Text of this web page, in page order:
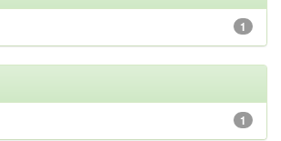
1
1